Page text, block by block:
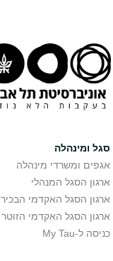
סגל ומינהלה
אגפים ומשרדי מינהלה
ארגון הסגל המנהלי
ארגון הסגל האקדמי הבכיר
ארגון הסגל האקדמי הזוטר
כניסה ל-My Tau